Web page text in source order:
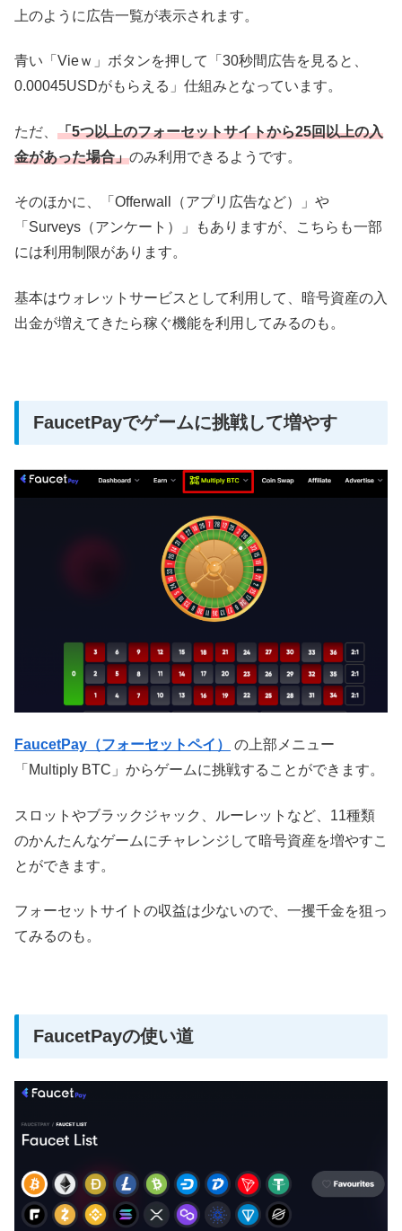
上のように広告一覧が表示されます。
青い「Vieｗ」ボタンを押して「30秒間広告を見ると、
0.00045USDがもらえる」仕組みとなっています。
ただ、 「5つ以上のフォーセットサイトから25回以上の入
金があった場合」のみ利用できるようです。
そのほかに、「Offerwall（アプリ広告など）」や
「Surveys（アンケート）」もありますが、こちらも一部
には利用制限があります。
基本はウォレットサービスとして利用して、暗号資産の入
出金が増えてきたら稼ぐ機能を利用してみるのも。
FaucetPayでゲームに挑戦して増やす
FaucetPay（フォーセットペイ）
の上部メニュー
「Multiply BTC」からゲームに挑戦することができます。
スロットやブラックジャック、ルーレットなど、11種類
のかんたんなゲームにチャレンジして暗号資産を増やすこ
とができます。
フォーセットサイトの収益は少ないので、一攫千金を狙っ
てみるのも。
FaucetPayの使い道